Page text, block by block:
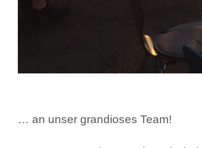
… an unser grandioses Team!